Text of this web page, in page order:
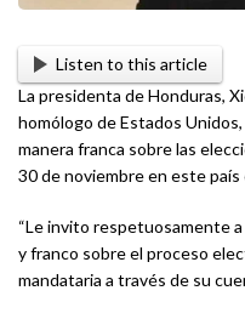
Listen to this article
La presidenta de Honduras,
homólogo de Estados
manera franca sobre las
30 de noviembre en este
“Le invito respetuosamente
y franco sobre el proceso
mandataria a través de su